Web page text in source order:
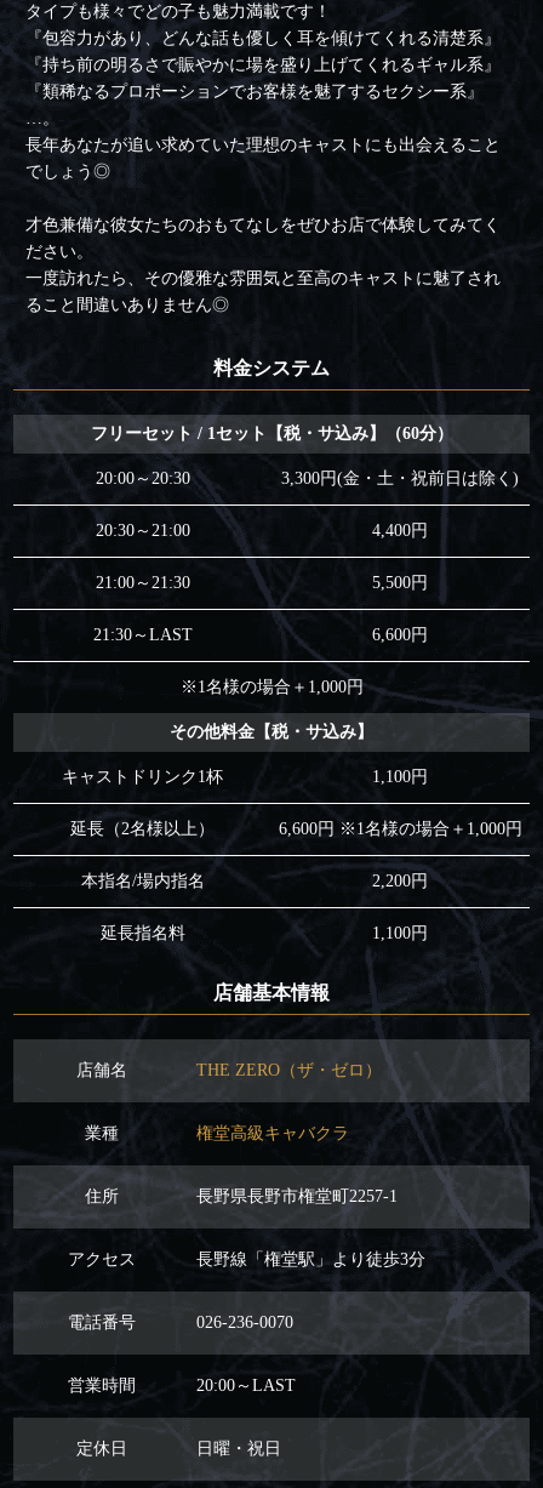
タイプも様々でどの子も魅力満載です！
『包容力があり、どんな話も優しく耳を傾けてくれる清楚系』
『持ち前の明るさで賑やかに場を盛り上げてくれるギャル系』
『類稀なるプロポーションでお客様を魅了するセクシー系』
…。
長年あなたが追い求めていた理想のキャストにも出会えること
でしょう◎
才色兼備な彼女たちのおもてなしをぜひお店で体験してみてく
ださい。
一度訪れたら、その優雅な雰囲気と至高のキャストに魅了され
ること間違いありません◎
料金システム
フリーセット / 1セット【税・サ込み】（60分）
20:00～20:30 3,300円(金・土・祝前日は除く)
20:30～21:00 4,400円
21:00～21:30 5,500円
21:30～LAST 6,600円
※1名様の場合＋1,000円
その他料金【税・サ込み】
キャストドリンク1杯 1,100円
延長（2名様以上） 6,600円 ※1名様の場合＋1,000円
本指名/場内指名 2,200円
延長指名料 1,100円
店舗基本情報
店舗名 THE ZERO（ザ・ゼロ）
業種 権堂高級キャバクラ
住所 長野県長野市権堂町2257-1
アクセス 長野線「権堂駅」より徒歩3分
電話番号 026-236-0070
営業時間 20:00～LAST
定休日 日曜・祝日